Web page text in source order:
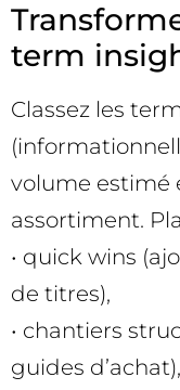
term
Classez les
volume estimé
assortiment.
• quick wins
de titres),
• chantiers
guides d’achat),